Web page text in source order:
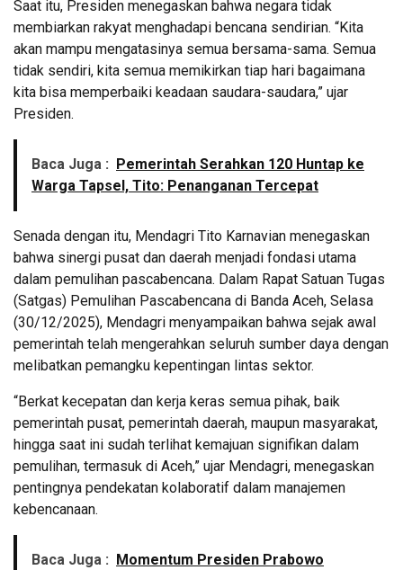
Saat itu, Presiden menegaskan bahwa negara tidak
membiarkan rakyat menghadapi bencana sendirian. “Kita
akan mampu mengatasinya semua bersama-sama. Semua
tidak sendiri, kita semua memikirkan tiap hari bagaimana
kita bisa memperbaiki keadaan saudara-saudara,” ujar
Presiden.
Baca Juga :
Pemerintah Serahkan 120 Huntap ke
Warga Tapsel, Tito: Penanganan Tercepat
Senada dengan itu, Mendagri Tito Karnavian menegaskan
bahwa sinergi pusat dan daerah menjadi fondasi utama
dalam pemulihan pascabencana. Dalam Rapat Satuan Tugas
(Satgas) Pemulihan Pascabencana di Banda Aceh, Selasa
(30/12/2025), Mendagri menyampaikan bahwa sejak awal
pemerintah telah mengerahkan seluruh sumber daya dengan
melibatkan pemangku kepentingan lintas sektor.
“Berkat kecepatan dan kerja keras semua pihak, baik
pemerintah pusat, pemerintah daerah, maupun masyarakat,
hingga saat ini sudah terlihat kemajuan signifikan dalam
pemulihan, termasuk di Aceh,” ujar Mendagri, menegaskan
pentingnya pendekatan kolaboratif dalam manajemen
kebencanaan.
Baca Juga : Momentum Presiden Prabowo